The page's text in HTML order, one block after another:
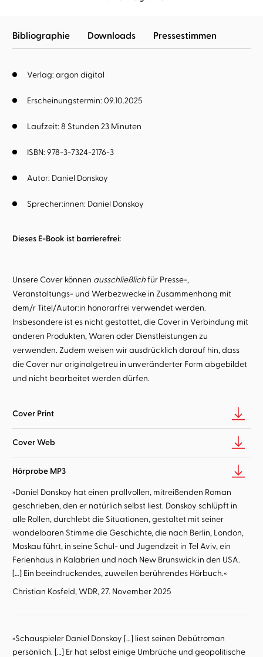
Bibliographie Downloads Pressestimmen
Verlag: argon digital
Erscheinungstermin: 09.10.2025
Laufzeit: 8 Stunden 23 Minuten
ISBN: 978-3-7324-2176-3
Autor: Daniel Donskoy
Sprecher:innen: Daniel Donskoy
Dieses E-Book ist barrierefrei:
Unsere Cover können ausschließlichfür Presse-,
Veranstaltungs- und Werbezwecke in Zusammenhang mit
dem/r Titel/Autor:in honorarfrei verwendet werden.
Insbesondere ist es nicht gestattet, die Cover in Verbindung mit
anderen Produkten, Waren oder Dienstleistungen zu
verwenden. Zudem weisen wir ausdrücklich darauf hin, dass
die Cover nur originalgetreu in unveränderter Form abgebildet
und nicht bearbeitet werden dürfen.
Cover Print
Cover Web
Hörprobe MP3
»Daniel Donskoy hat einen prallvollen, mitreißenden Roman
geschrieben, den er natürlich selbst liest. Donskoy schlüpft in
alle Rollen, durchlebt die Situationen, gestaltet mit seiner
wandelbaren Stimme die Geschichte, die nach Berlin, London,
Moskau führt, in seine Schul- und Jugendzeit in Tel Aviv, ein
Ferienhaus in Kalabrien und nach New Brunswick in den USA.
[…] Ein beeindruckendes, zuweilen berührendes Hörbuch.«
Christian Kosfeld, WDR, 27. November 2025
»Schauspieler Daniel Donskoy […] liest seinen Debütroman
persönlich. […] Er hat selbst einige Umbrüche und geopolitische